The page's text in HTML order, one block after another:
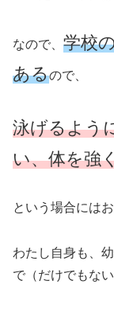
なので、 学校
あるので、
泳げるよう
い、体を強
という場合には
わたし自身も、
で（だけでもな